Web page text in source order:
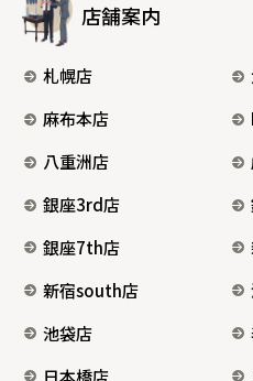
店舗案内
札幌店
麻布本店
八重洲店
銀座3rd店
銀座7th店
新宿south店
池袋店
日本橋店